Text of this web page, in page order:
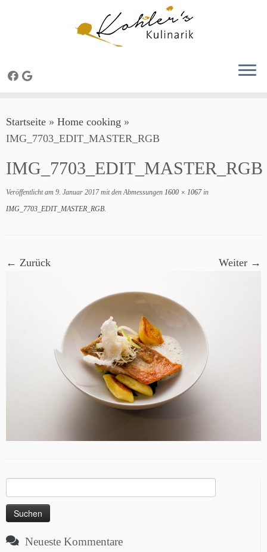
Inhalt
springen
Startseite » Home cooking »
IMG_7703_EDIT_MASTER_RGB
IMG_7703_EDIT_MASTER_RGB
Veröffentlicht am 9. Januar 2017mit den Abmessungen 1600 × 1067in
IMG_7703_EDIT_MASTER_RGB.
← Zurück Weiter →
nach:
Neueste Kommentare